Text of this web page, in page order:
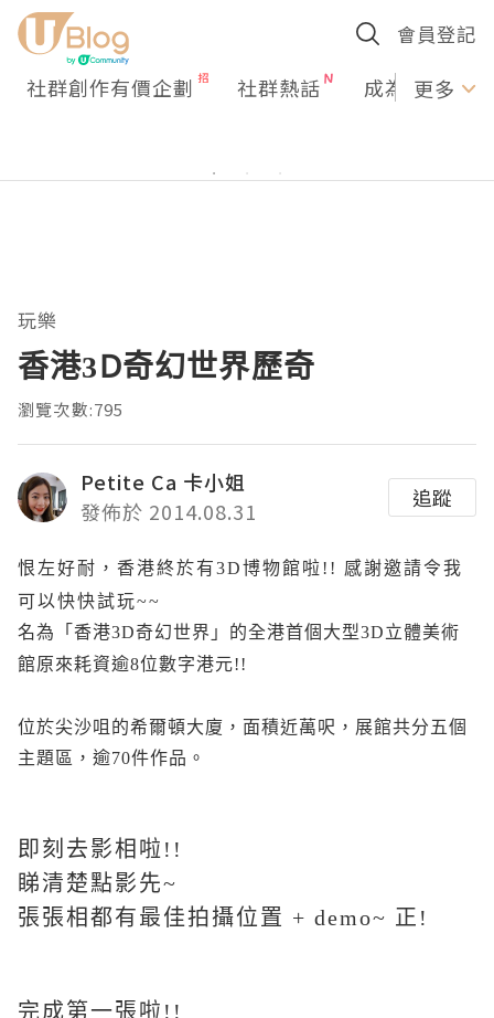
會員登記
社群創作有價企劃 社群熱話 成為U更多
玩樂
香港3D奇幻世界歷奇
瀏覽次數:795
Petite Ca 卡小姐
發佈於 2014.08.31
追蹤
恨左好耐，香港終於有3D博物館啦!! 感謝邀請令我
可以快快試玩~~
名為「香港3D奇幻世界」的全港首個大型3D立體美術
館原來耗資逾8位數字港元!!
位於尖沙咀的希爾頓大廈，面積近萬呎，展館共分五個
主題區，逾70件作品。
即刻去影相啦!!
睇清楚點影先~
張張相都有最佳拍攝位置 + demo~ 正!
完成第一張啦!!